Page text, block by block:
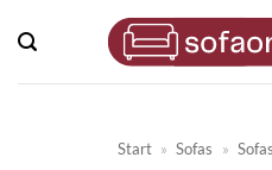
Inhalt
springen
Start » Sofas »